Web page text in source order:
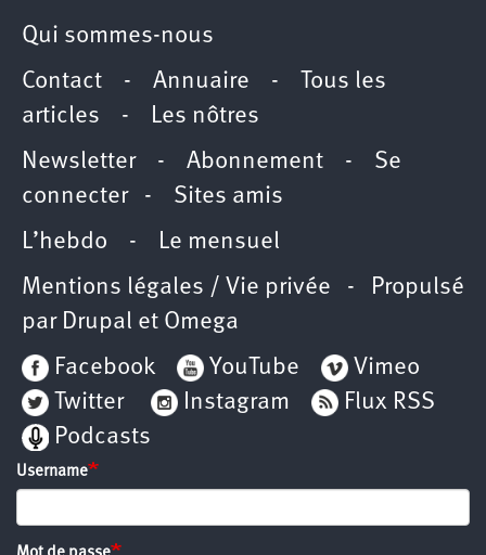
Qui sommes-nous
Contact - Annuaire -
Tous les
articles - Les nôtres
Newsletter- Abonnement - Se
connecter- Sites amis
L’hebdo - Le mensuel
Mentions légales / Vie privée - Propulsé
par Drupal et Omega
Facebook
YouTube
Vimeo
Twitter
Instagram
Flux RSS
Podcasts
Username